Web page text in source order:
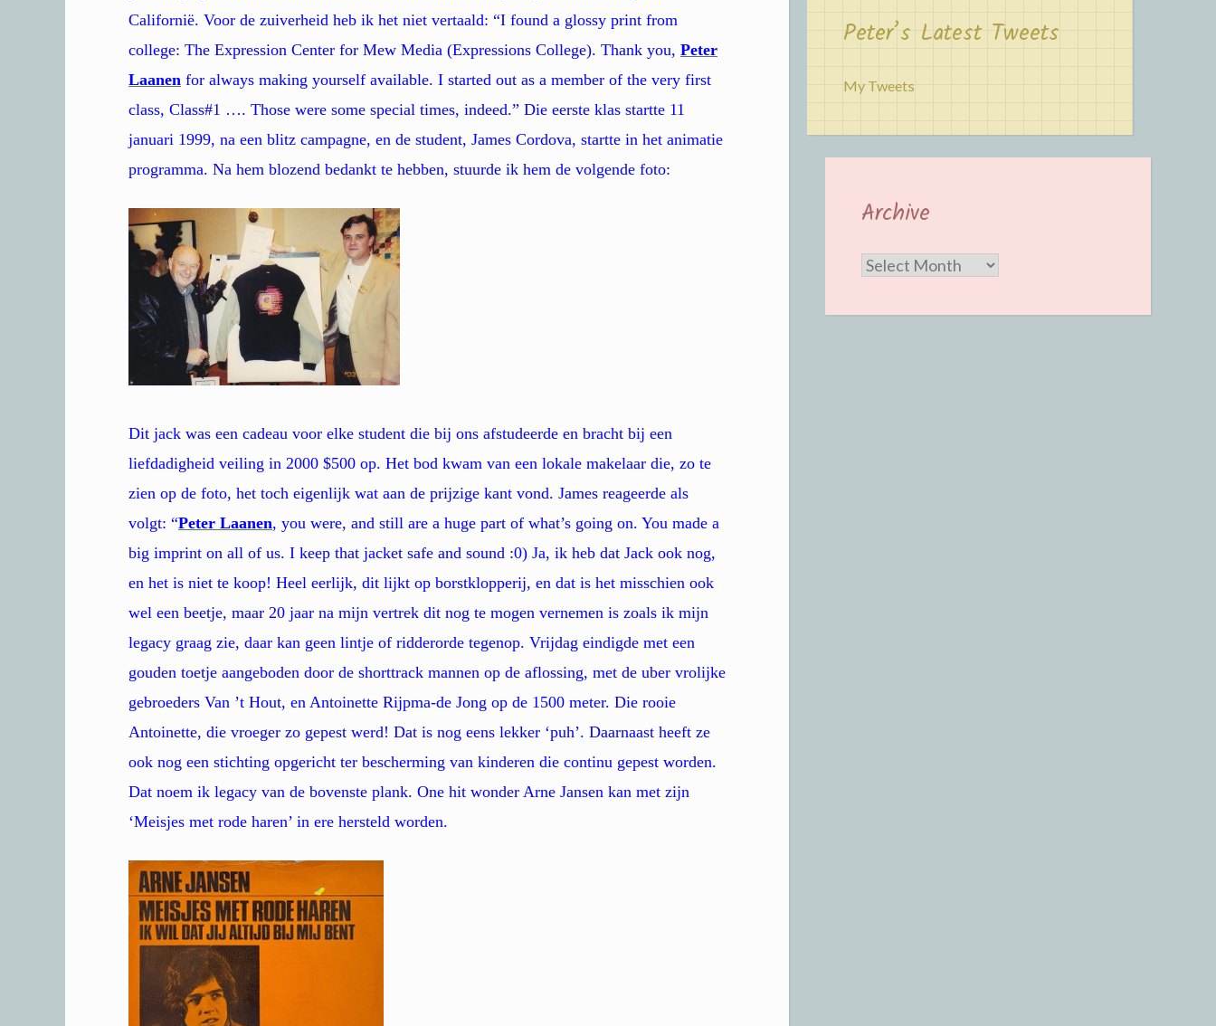
Californië. Voor de zuiverheid heb ik het niet vertaald: “I found a glossy print from
college: The Expression Center for Mew Media (Expressions College). Thank you, Peter
Laanen for always making yourself available. I started out as a member of the very first
class, Class#1 …. Those were some special times, indeed.” Die eerste klas startte 11
januari 1999, na een blitz campagne, en de student, James Cordova, startte in het animatie
programma. Na hem blozend bedankt te hebben, stuurde ik hem de volgende foto:
Dit jack was een cadeau voor elke student die bij ons afstudeerde en bracht bij een
liefdadigheid veiling in 2000 $500 op. Het bod kwam van een lokale makelaar die, zo te
zien op de foto, het toch eigenlijk wat aan de prijzige kant vond. James reageerde als
volgt: “Peter Laanen, you were, and still are a huge part of what’s going on. You made a
big imprint on all of us. I keep that jacket safe and sound :0) Ja, ik heb dat Jack ook nog,
en het is niet te koop! Heel eerlijk, dit lijkt op borstklopperij, en dat is het misschien ook
wel een beetje, maar 20 jaar na mijn vertrek dit nog te mogen vernemen is zoals ik mijn
legacy graag zie, daar kan geen lintje of ridderorde tegenop. Vrijdag eindigde met een
gouden toetje aangeboden door de shorttrack mannen op de aflossing, met de uber vrolijke
gebroeders Van ’t Hout, en Antoinette Rijpma-de Jong op de 1500 meter. Die rooie
Antoinette, die vroeger zo gepest werd! Dat is nog eens lekker ‘puh’. Daarnaast heeft ze
ook nog een stichting opgericht ter bescherming van kinderen die continu gepest worden.
Dat noem ik legacy van de bovenste plank. One hit wonder Arne Jansen kan met zijn
‘Meisjes met rode haren’ in ere hersteld worden.
Peter’s Latest Tweets
My Tweets
Archive
Archive